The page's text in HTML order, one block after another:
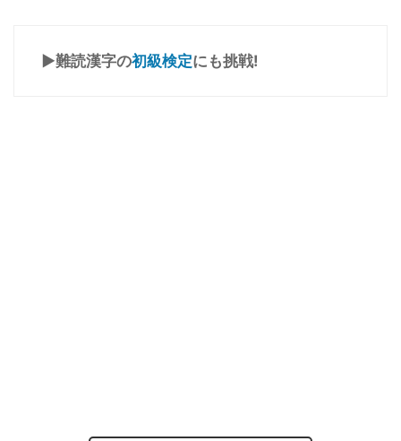
▶難読漢字の初級検定にも挑戦!